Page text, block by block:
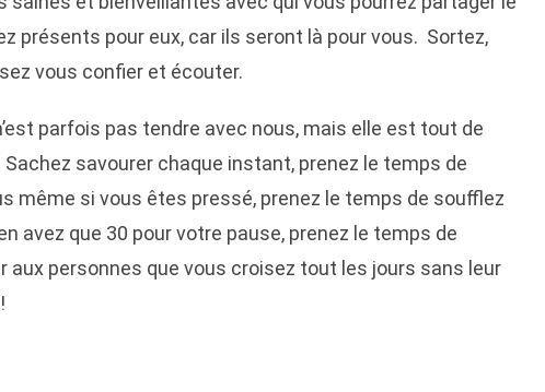
présents pour eux, car ils seront là pour vous. Sortez,
vous confier et écouter.
parfois pas tendre avec nous, mais elle est tout de
savourer chaque instant, prenez le temps de
même si vous êtes pressé, prenez le temps de soufflez
avez que 30 pour votre pause, prenez le temps de
aux personnes que vous croisez tout les jours sans leur